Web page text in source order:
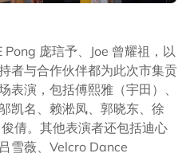
庞琂予、Joe 曾耀祖，以
者与合作伙伴都为此次市集贡
表演，包括傅熙雅（宇田）、
凯名、赖淞凤、郭晓东、徐
倩。其他表演者还包括迪心
雪薇、Velcro Dance